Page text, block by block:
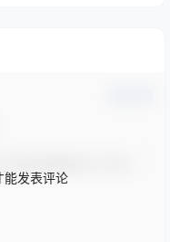
能发表评论